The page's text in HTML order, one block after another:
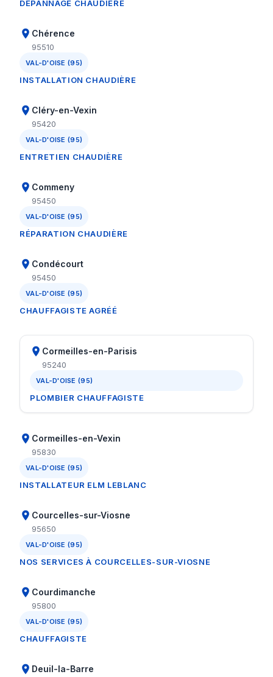
DÉPANNAGE CHAUDIÈRE
Chérence
95510
VAL-D'OISE (95)
INSTALLATION CHAUDIÈRE
Cléry-en-Vexin
95420
VAL-D'OISE (95)
ENTRETIEN CHAUDIÈRE
Commeny
95450
VAL-D'OISE (95)
RÉPARATION CHAUDIÈRE
Condécourt
95450
VAL-D'OISE (95)
CHAUFFAGISTE AGRÉÉ
Cormeilles-en-Parisis
95240
VAL-D'OISE (95)
PLOMBIER CHAUFFAGISTE
Cormeilles-en-Vexin
95830
VAL-D'OISE (95)
INSTALLATEUR ELM LEBLANC
Courcelles-sur-Viosne
95650
VAL-D'OISE (95)
NOS SERVICES À COURCELLES-SUR-VIOSNE
Courdimanche
95800
VAL-D'OISE (95)
CHAUFFAGISTE
Deuil-la-Barre